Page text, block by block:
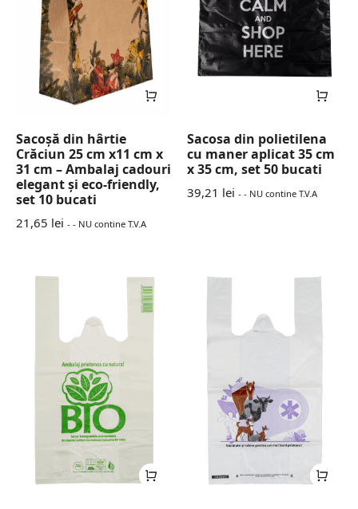
Sacoșă din hârtie
Crăciun 25 cm x11 cm x
31 cm – Ambalaj cadouri
elegant și eco-friendly,
set 10 bucati
21,65 lei - - NU contine T.V.A
Sacosa din polietilena
cu maner aplicat 35 cm
x 35 cm, set 50 bucati
39,21 lei - - NU contine T.V.A